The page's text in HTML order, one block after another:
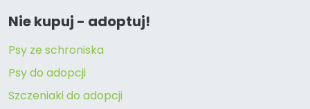
Nie kupuj - adoptuj!
Psy ze schroniska
Psy do adopcji
Szczeniaki do adopcji